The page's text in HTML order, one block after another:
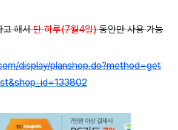
고 해서단 하루(7월4일)동안만 사용 가능
display/planshop.do?method=get